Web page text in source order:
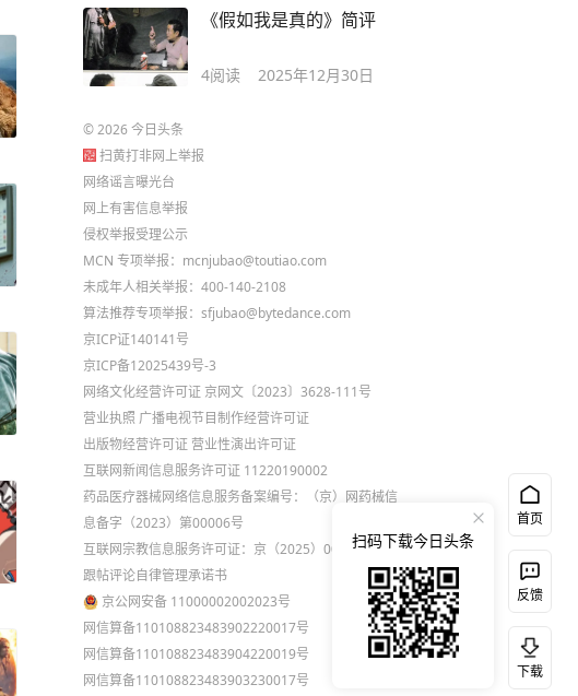
《假如我是真的》简评
4阅读 2025年12月30日
©2026今日头条
扫黄打非网上举报
网络谣言曝光台
网上有害信息举报
侵权举报受理公示
MCN 专项举报：mcnjubao@toutiao.com
未成年人相关举报：400-140-2108
算法推荐专项举报：sfjubao@bytedance.com
京ICP证140141号
京ICP备12025439号-3
网络文化经营许可证 京网文〔2023〕3628-111号
营业执照 广播电视节目制作经营许可证
出版物经营许可证 营业性演出许可证
互联网新闻信息服务许可证 11220190002
药品医疗器械网络信息服务备案编号：（京）网药械信
息备字（2023）第00006号
互联网宗教信息服务许可证：京（2025）0000021
跟帖评论自律管理承诺书
京公网安备 11000002002023号
网信算备110108823483902220017号
网信算备110108823483904220019号
网信算备110108823483903230017号
首页
反馈
下载
扫码下载今日头条